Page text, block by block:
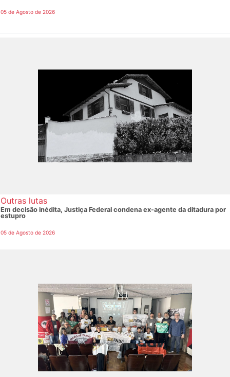
05 de Agosto de 2026
Outras lutas
Em decisão inédita, Justiça Federal condena ex-agente da ditadura por
estupro
05 de Agosto de 2026